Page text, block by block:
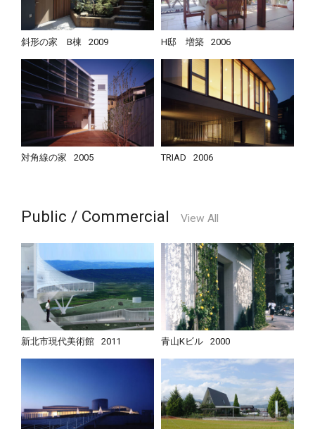
斜形の家 B棟 2009 H邸 増築 2006
対角線の家 2005 TRIAD 2006
Public / Commercial View All
新北市現代美術館 2011 青山Kビル 2000